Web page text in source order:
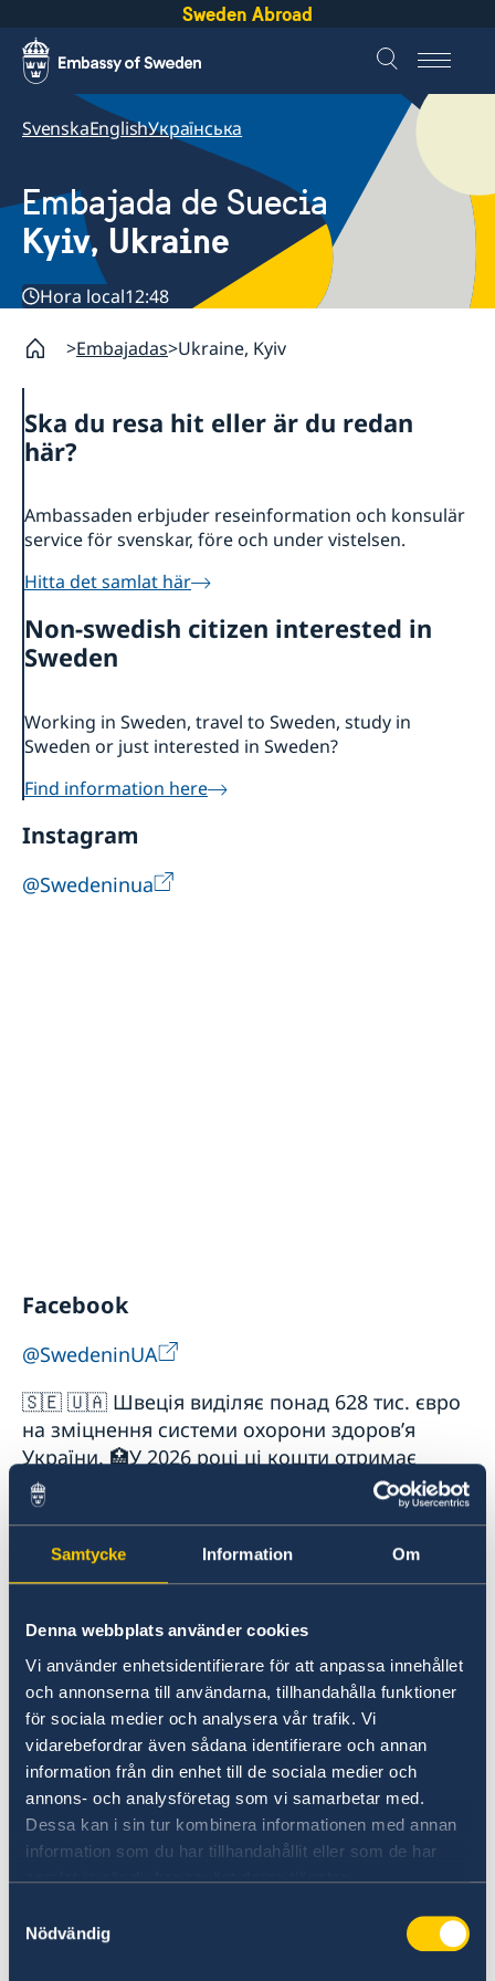
Samtycke Information Om
Denna webbplats använder cookies
Vi använder enhetsidentifierare för att anpassa innehållet
och annonserna till användarna, tillhandahålla funktioner
för sociala medier och analysera vår trafik. Vi
vidarebefordrar även sådana identifierare och annan
information från din enhet till de sociala medier och
annons- och analysföretag som vi samarbetar med.
Dessa kan i sin tur kombinera informationen med annan
information som du har tillhandahållit eller som de har
samlat in när du har använt deras tjänster.
Nödvändig
Sweden Abroad
SvenskaEnglishУкраїнська
Embajada de Suecia
Kyiv, Ukraine
Hora local12:48
Embajadas Ukraine, Kyiv
Ska du resa hit eller är du redan
här?
Ambassaden erbjuder reseinformation och konsulär
service för svenskar, före och under vistelsen.
Hitta det samlat här
Non-swedish citizen interested in
Sweden
Working in Sweden, travel to Sweden, study in
Sweden or just interested in Sweden?
Find information here
Instagram
@Swedeninua
Facebook
@SwedeninUA
🇸🇪 🇺🇦 Швеція виділяє понад 628 тис. євро
на зміцнення системи охорони здоров’я
України. 🏥У 2026 році ці кошти отримає
Фонд Swecare. Вони допоможуть розвивати
партнерство між українськими та
¿QUIERES SABER MÁS SOBRE
SUECIA?
Sospecha de irregularidades
irregularidades en relación con las actividades
del servicio exterior, puede denunciarlo al